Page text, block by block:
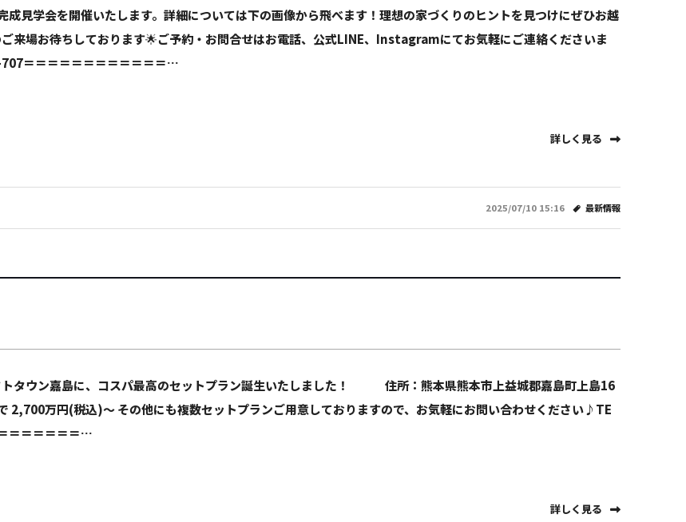
成見学会を開催いたします。詳細については下の画像から飛べます！理想の家づくりのヒントを見つけにぜひお越
来場お待ちしております🌟ご予約・お問合せはお電話、公式LINE、Instagramにてお気軽にご連絡くださいま
＝＝＝＝＝＝＝＝＝＝＝＝…
詳しく見る
2025/07/10 15:16 最新情報
トタウン嘉島に、コスパ最高のセットプラン誕生いたしました！ 住所：熊本県熊本市上益城郡嘉島町上島16
2,700万円(税込)～ その他にも複数セットプランご用意しておりますので、お気軽にお問い合わせください♪TE
＝＝＝＝＝＝…
詳しく見る